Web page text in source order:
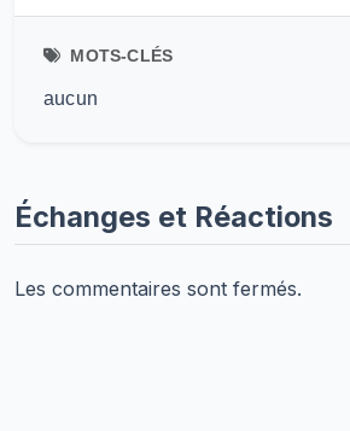
MOTS-CLÉS
aucun
Échanges et Réactions
Les commentaires sont fermés.